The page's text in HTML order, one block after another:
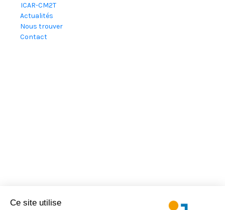
ICAR-CM2T
Actualités
Nous trouver
Contact
Ce site utilise